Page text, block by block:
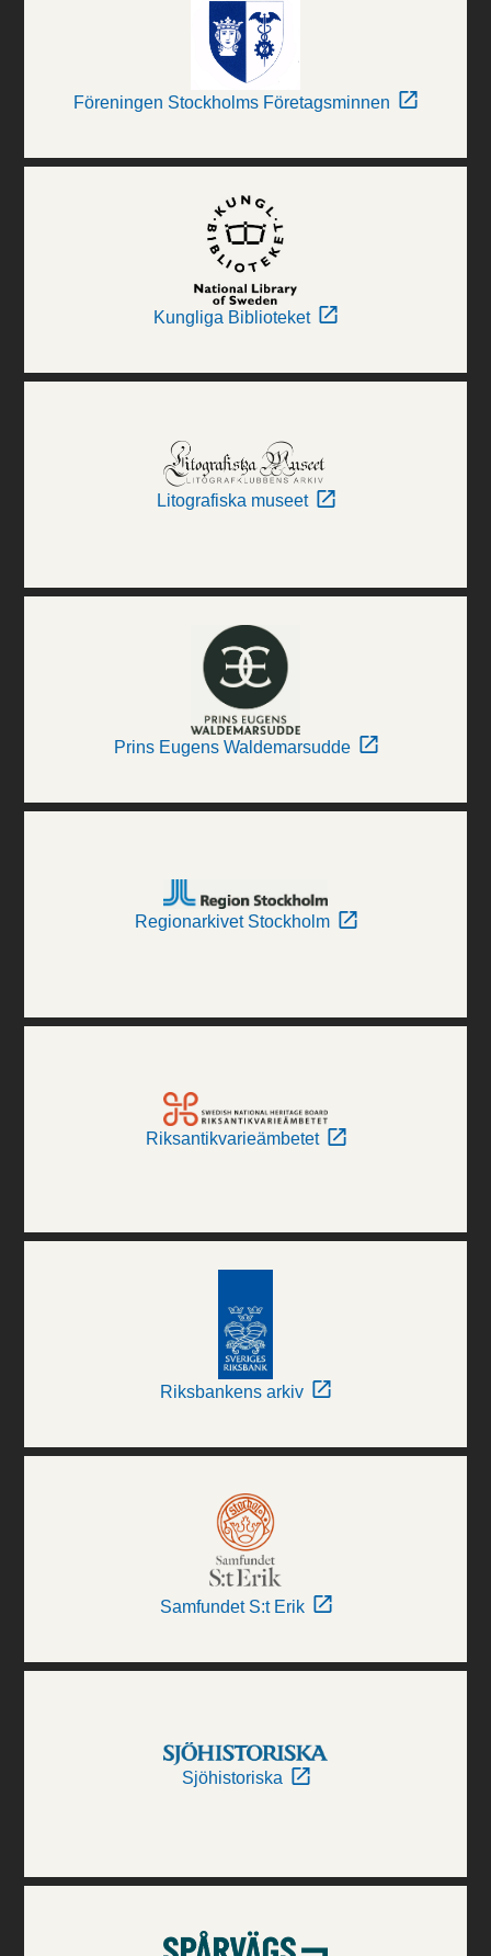
Föreningen Stockholms Företagsminnen
Kungliga Biblioteket
Litografiska museet
Prins Eugens Waldemarsudde
Regionarkivet Stockholm
Riksantikvarieämbetet
Riksbankens arkiv
Samfundet S:t Erik
Sjöhistoriska